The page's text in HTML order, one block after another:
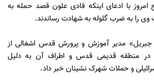
با ادعای اینکه فادی علون قصد حمله به
را به ضرب گلوله به شهادت رساندند.
جبریل» مدیر آموزش و پرورش قدس اشغالی از
در منطقه قدیمی قدس و اطراف آن به دلیل
و حملات شهرک نشینان خبر داد.